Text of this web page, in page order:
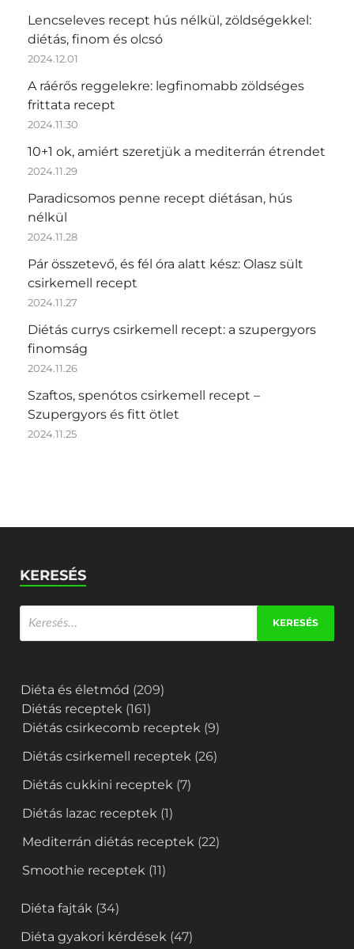
Lencseleves recept hús nélkül, zöldségekkel:
diétás, finom és olcsó
2024.12.01
A ráérős reggelekre: legfinomabb zöldséges
frittata recept
2024.11.30
10+1 ok, amiért szeretjük a mediterrán étrendet
2024.11.29
Paradicsomos penne recept diétásan, hús
nélkül
2024.11.28
Pár összetevő, és fél óra alatt kész: Olasz sült
csirkemell recept
2024.11.27
Diétás currys csirkemell recept: a szupergyors
finomság
2024.11.26
Szaftos, spenótos csirkemell recept –
Szupergyors és fitt ötlet
2024.11.25
KERESÉS
Diéta és életmód (209)
Diétás receptek (161)
Diétás csirkecomb receptek (9)
Diétás csirkemell receptek (26)
Diétás cukkini receptek (7)
Diétás lazac receptek (1)
Mediterrán diétás receptek (22)
Smoothie receptek (11)
Diéta fajták (34)
Diéta gyakori kérdések (47)